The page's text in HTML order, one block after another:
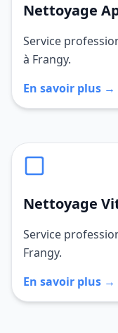
Nettoyage
Service
à Frangy.
En savoir plus →
Nettoyage
Service
Frangy.
En savoir plus →